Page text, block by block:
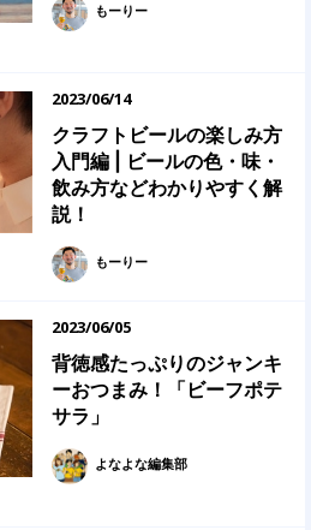
もーりー
2023/06/14
クラフトビールの楽しみ方
入門編 | ビールの色・味・
飲み方などわかりやすく解
説！
もーりー
2023/06/05
背徳感たっぷりのジャンキ
ーおつまみ！「ビーフポテ
サラ」
よなよな編集部